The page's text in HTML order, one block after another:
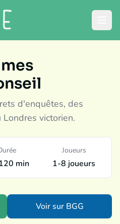
d'enquêtes, des
victorien.
min
Joueurs
1-8 joueurs
Voir sur BGG